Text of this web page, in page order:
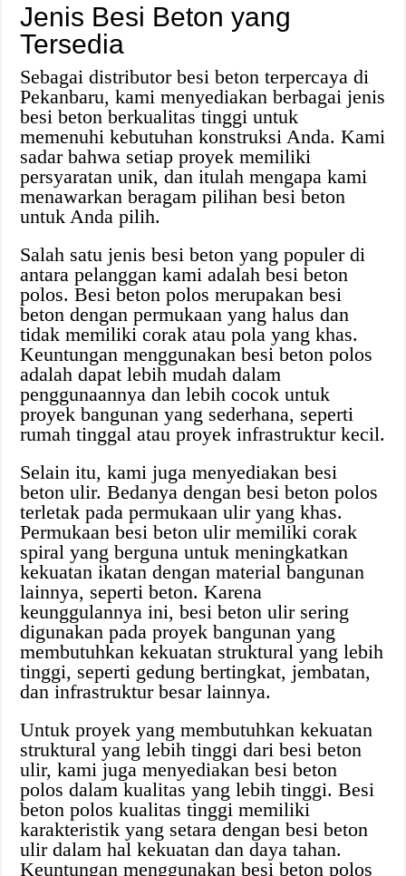
Jenis Besi Beton yang
Tersedia
Sebagai distributor besi beton terpercaya di
Pekanbaru, kami menyediakan berbagai jenis
besi beton berkualitas tinggi untuk
memenuhi kebutuhan konstruksi Anda. Kami
sadar bahwa setiap proyek memiliki
persyaratan unik, dan itulah mengapa kami
menawarkan beragam pilihan besi beton
untuk Anda pilih.
Salah satu jenis besi beton yang populer di
antara pelanggan kami adalah besi beton
polos. Besi beton polos merupakan besi
beton dengan permukaan yang halus dan
tidak memiliki corak atau pola yang khas.
Keuntungan menggunakan besi beton polos
adalah dapat lebih mudah dalam
penggunaannya dan lebih cocok untuk
proyek bangunan yang sederhana, seperti
rumah tinggal atau proyek infrastruktur kecil.
Selain itu, kami juga menyediakan besi
beton ulir. Bedanya dengan besi beton polos
terletak pada permukaan ulir yang khas.
Permukaan besi beton ulir memiliki corak
spiral yang berguna untuk meningkatkan
kekuatan ikatan dengan material bangunan
lainnya, seperti beton. Karena
keunggulannya ini, besi beton ulir sering
digunakan pada proyek bangunan yang
membutuhkan kekuatan struktural yang lebih
tinggi, seperti gedung bertingkat, jembatan,
dan infrastruktur besar lainnya.
Untuk proyek yang membutuhkan kekuatan
struktural yang lebih tinggi dari besi beton
ulir, kami juga menyediakan besi beton
polos dalam kualitas yang lebih tinggi. Besi
beton polos kualitas tinggi memiliki
karakteristik yang setara dengan besi beton
ulir dalam hal kekuatan dan daya tahan.
Keuntungan menggunakan besi beton polos